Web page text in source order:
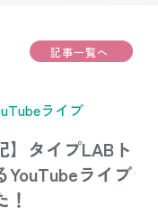
記事一覧へ
ライブ
】タイプLABト
YouTubeライブ